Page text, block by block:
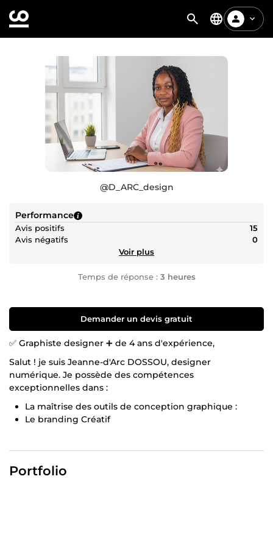
@D_ARC_design
Performance
Avis positifs
15
Avis négatifs
0
Voir plus
Temps de réponse : 3 heures
Demander un devis gratuit
✅️ Graphiste designer ➕️ de 4 ans d'expérience,
Salut ! je suis Jeanne-d'Arc DOSSOU, designer
numérique. Je possède des compétences
exceptionnelles dans :
La maîtrise des outils de conception graphique :
Le branding Créatif
Avec plus de 4 ans d'expérience dans le domaine du
design graphique, j'ai développé des compétences
Portfolio